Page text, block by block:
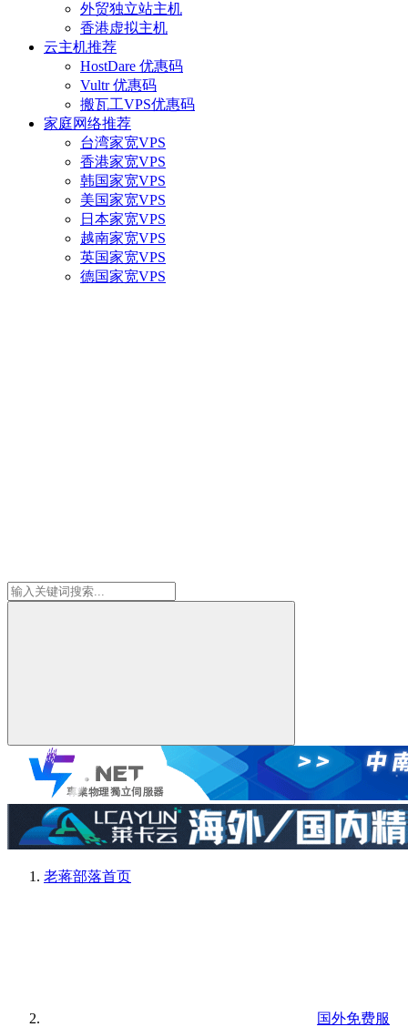
外贸独立站主机
香港虚拟主机
云主机推荐
HostDare 优惠码
Vultr 优惠码
搬瓦工VPS优惠码
家庭网络推荐
台湾家宽VPS
香港家宽VPS
韩国家宽VPS
美国家宽VPS
日本家宽VPS
越南家宽VPS
英国家宽VPS
德国家宽VPS
老蒋部落首页
国外免费服